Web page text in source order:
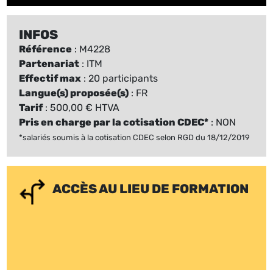
INFOS
Référence : M4228
Partenariat : ITM
Effectif max : 20 participants
Langue(s) proposée(s) : FR
Tarif: 500,00 € HTVA
Pris en charge par la cotisation CDEC* : NON
*salariés soumis à la cotisation CDEC selon RGD du 18/12/2019
ACCÈS AU LIEU DE FORMATION